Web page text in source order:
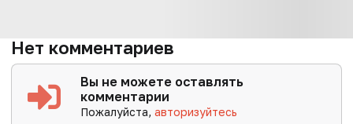
Нет комментариев
Вы не можете оставлять
комментарии
Пожалуйста,авторизуйтесь